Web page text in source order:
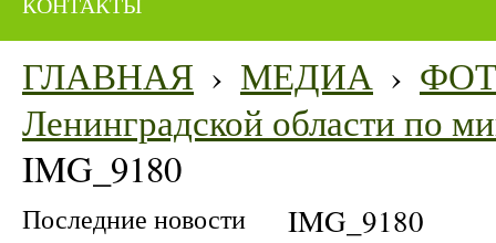
ГЛАВНАЯ › МЕДИА ›
Ленинградской области по
IMG_9180
Последние новости IMG_9180